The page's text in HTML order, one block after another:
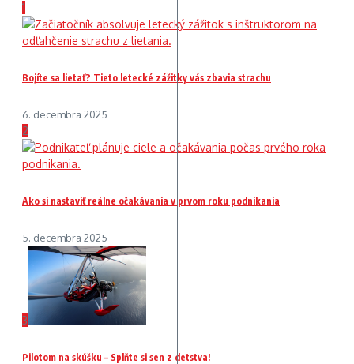
1
Bojíte sa lietať? Tieto letecké zážitky vás zbavia strachu
6. decembra 2025
2
Ako si nastaviť reálne očakávania v prvom roku podnikania
5. decembra 2025
3
Pilotom na skúšku – Splňte si sen z detstva!